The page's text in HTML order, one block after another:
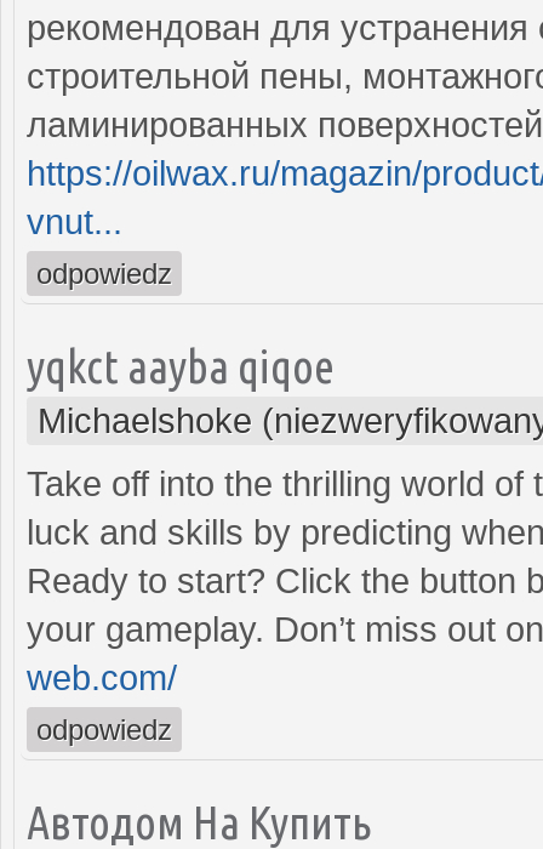
рекомендован для
строительной пены,
ламинированных
https://oilwax.ru/magazin/
vnut...
odpowiedz
yqkct aayba qiqoe
Michaelshoke
Take off into the thrilling world
luck and skills by predicting
Ready to start? Click the button
your gameplay. Don’t miss out
web.com/
odpowiedz
Автодом На Купить